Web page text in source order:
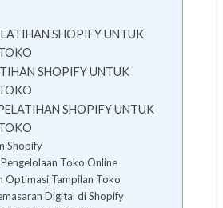
SHOPIFY UNTUK
SHOPIFY UNTUK
SHOPIFY UNTUK
Shopify
Toko Online
Optimasi Tampilan Toko
Digital di Shopify